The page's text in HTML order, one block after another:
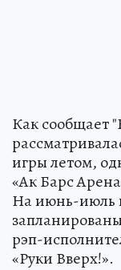
Как сообщает
игры летом,
«Ак Барс
На июнь-июль
рэп-
«Руки Вверх!».